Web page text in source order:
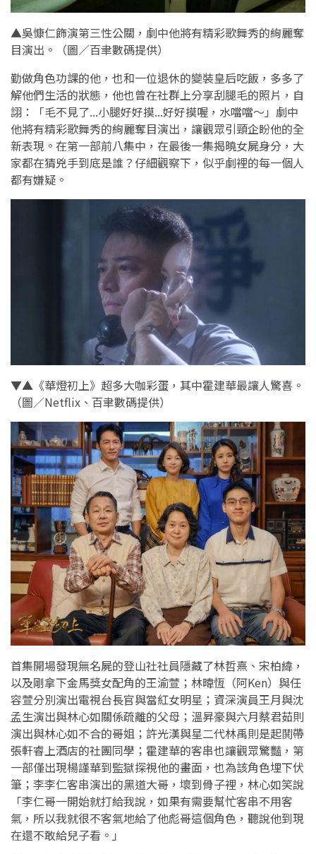
▲吳慷仁飾演第三性公關，劇中他將有精彩歌舞秀的絢麗奪
目演出。（圖／百聿數碼提供）
勤做角色功課的他，也和一位退休的變裝皇后吃飯，多多了
解他們生活的狀態，他也曾在社群上分享刮腿毛的照片，自
詡：「毛不見了...小腿好好摸...好好摸喔，水噹噹～」劇中
他將有精彩歌舞秀的絢麗奪目演出，讓觀眾引頸企盼他的全
新表現。在第一部前八集中，在最後一集揭曉女屍身分，大
家都在猜兇手到底是誰？仔細觀察下，似乎劇裡的每一個人
都有嫌疑。
▼▲《華燈初上》超多大咖彩蛋，其中霍建華最讓人驚喜。
（圖／Netflix、百聿數碼提供）
首集開場發現無名屍的登山社社員隱藏了林哲熹、宋柏緯，
以及剛拿下金馬獎女配角的王渝萱；林暐恆（阿Ken）與任
容萱分別演出電視台長官與當紅女明星；資深演員王月與沈
孟生演出與林心如關係疏離的父母；溫昇豪與六月蔡君茹則
演出與林心如不合的哥姐；許光漢與星二代林禹則是起鬨帶
張軒睿上酒店的社團同學；霍建華的客串也讓觀眾驚豔，第
一部僅出現楊謹華到監獄探視他的畫面，也為該角色埋下伏
筆；李李仁客串演出的黑道大哥，壞到骨子裡，林心如笑說
「李仁哥一開始就打給我說，如果有需要幫忙客串不用客
氣，所以我就很不客氣地給了他彪哥這個角色，聽說他到現
在還不敢給兒子看。」